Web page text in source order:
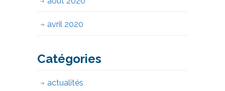
avril 2020
Catégories
actualités